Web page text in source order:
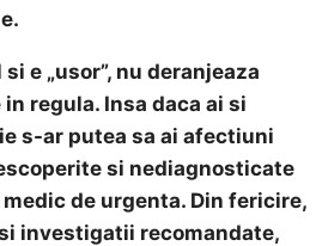
e „usor”, nu deranjeaza
regula. Insa daca ai si
s-ar putea sa ai afectiuni
si nediagnosticate
de urgenta. Din fericire,
investigatii recomandate,